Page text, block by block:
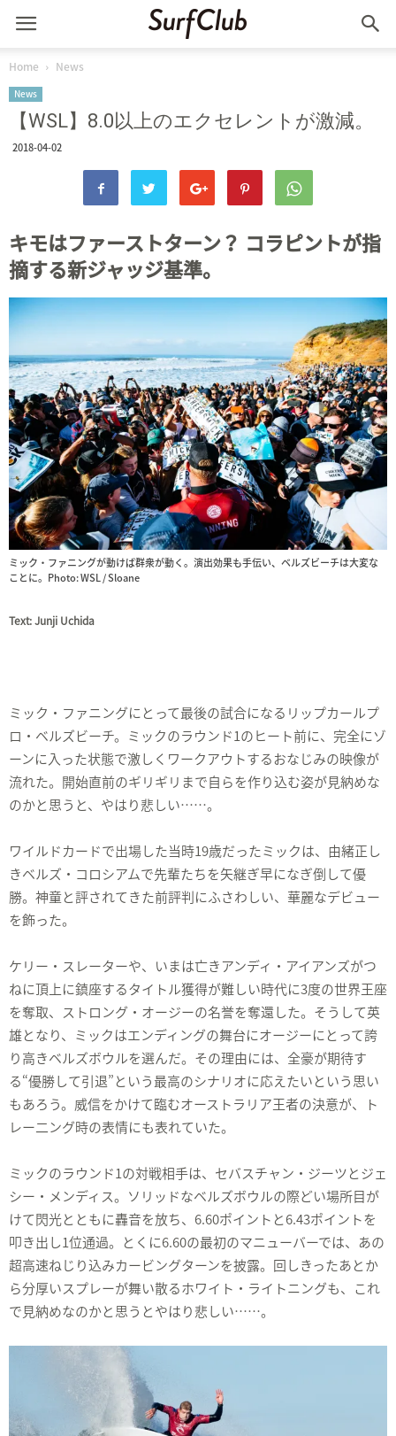
Home News
News
【WSL】8.0以上のエクセレントが激減。
2018-04-02
キモはファーストターン？ コラピントが指
摘する新ジャッジ基準。
ミック・ファニングが動けば群衆が動く。演出効果も手伝い、ベルズビーチは大変な
ことに。Photo: WSL / Sloane
Text: Junji Uchida
ミック・ファニングにとって最後の試合になるリップカールプ
ロ・ベルズビーチ。ミックのラウンド1のヒート前に、完全にゾ
ーンに入った状態で激しくワークアウトするおなじみの映像が
流れた。開始直前のギリギリまで自らを作り込む姿が見納めな
のかと思うと、やはり悲しい……。
ワイルドカードで出場した当時19歳だったミックは、由緒正し
きベルズ・コロシアムで先輩たちを矢継ぎ早になぎ倒して優
勝。神童と評されてきた前評判にふさわしい、華麗なデビュー
を飾った。
ケリー・スレーターや、いまは亡きアンディ・アイアンズがつ
ねに頂上に鎮座するタイトル獲得が難しい時代に3度の世界王座
を奪取、ストロング・オージーの名誉を奪還した。そうして英
雄となり、ミックはエンディングの舞台にオージーにとって誇
り高きベルズボウルを選んだ。その理由には、全豪が期待す
る“優勝して引退”という最高のシナリオに応えたいという思い
もあろう。威信をかけて臨むオーストラリア王者の決意が、ト
レー二ング時の表情にも表れていた。
ミックのラウンド1の対戦相手は、セバスチャン・ジーツとジェ
シー・メンディス。ソリッドなベルズボウルの際どい場所目が
けて閃光とともに轟音を放ち、6.60ポイントと6.43ポイントを
叩き出し1位通過。とくに6.60の最初のマニューバーでは、あの
超高速ねじり込みカービングターンを披露。回しきったあとか
ら分厚いスプレーが舞い散るホワイト・ライトニングも、これ
で見納めなのかと思うとやはり悲しい……。